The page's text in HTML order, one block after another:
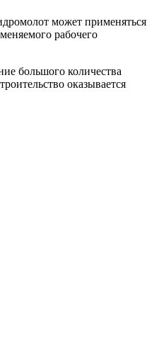
может применяться
рабочего
большого количества
оказывается